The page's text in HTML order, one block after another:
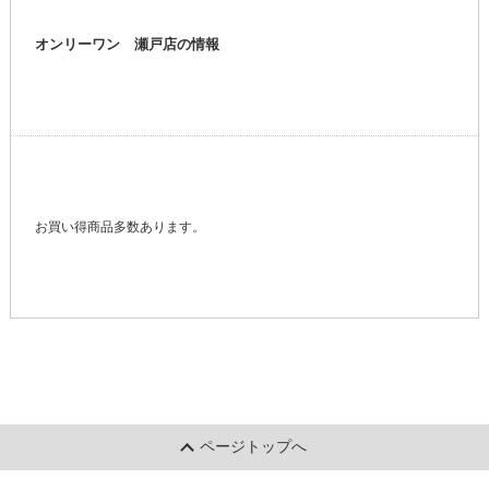
オンリーワン 瀬戸店の情報
お買い得商品多数あります。
ページトップへ